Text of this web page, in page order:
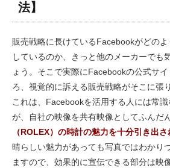
法】
販売戦略に長けているFacebookがどの
しているのか、きっと他のメーカーでも
ょう。そこで実際にFacebookの公式サ
ろ、視覚的に訴える販売戦略がそこに張
これは、Facebookを活用する人には常
が、自社の映像を共有映像としてふんだ
（ROLEX）の時計の魅力を十分引き出
晴らしい魅力があっても写真ではわかり
ますので、効果的に宣伝できる部分は映